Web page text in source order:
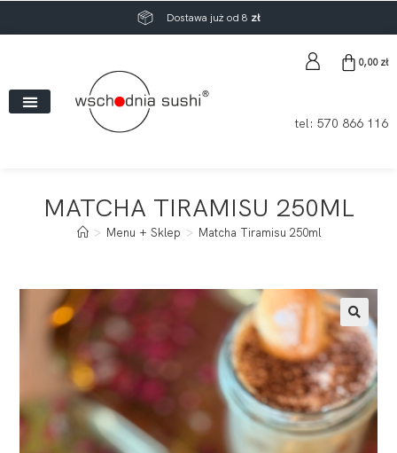
Dostawa już od 8 zł
0,00 zł
tel: 570 866 116
MATCHA TIRAMISU 250ML
> Menu + Sklep > Matcha Tiramisu 250ml